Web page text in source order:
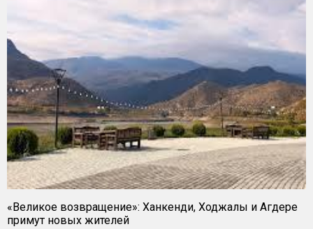
«Великое возвращение»: Ханкенди, Ходжалы и Агдере
примут новых жителей